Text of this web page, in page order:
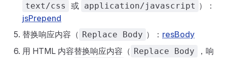
text/css 或 application/javascript ）：
jsPrepend
替换响应内容（ Replace Body ）： resBody
用 HTML 内容替换响应内容（ Replace Body
，响